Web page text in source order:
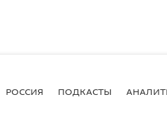
РОССИЯ ПОДКАСТЫ